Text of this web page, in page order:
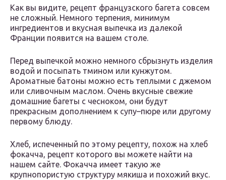
Как вы видите, рецепт французского багета совсем
не сложный. Немного терпения, минимум
ингредиентов и вкусная выпечка из далекой
Франции появится на вашем столе.
Перед выпечкой можно немного сбрызнуть изделия
водой и посыпать тмином или кунжутом.
Ароматные батоны можно есть теплыми с джемом
или сливочным маслом. Очень вкусные свежие
домашние багеты с чесноком, они будут
прекрасным дополнением к супу–пюре или другому
первому блюду.
Хлеб, испеченный по этому рецепту, похож на хлеб
фокачча, рецепт которого вы можете найти на
нашем сайте. Фокачча имеет такую же
крупнопористую структуру мякиша и похожий вкус.